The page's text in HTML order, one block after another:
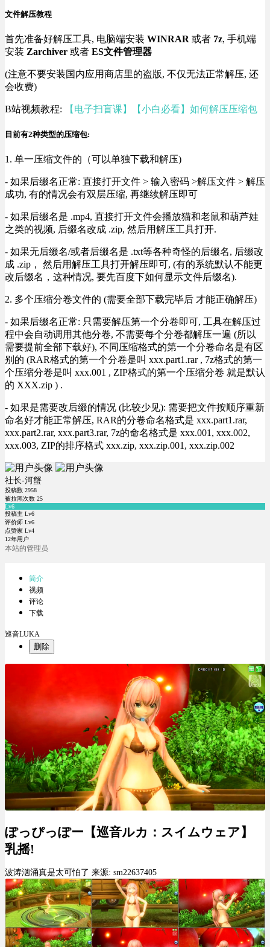
文件解压教程
首先准备好解压工具, 电脑端安装 WINRAR 或者 7z, 手机端
安装 Zarchiver 或者 ES文件管理器
(注意不要安装国内应用商店里的盗版, 不仅无法正常解压, 还
会收费)
B站视频教程: 【电子扫盲课】【小白必看】如何解压压缩包
目前有2种类型的压缩包:
1. 单一压缩文件的（可以单独下载和解压)
- 如果后缀名正常: 直接打开文件 > 输入密码 >解压文件 > 解压
成功, 有的情况会有双层压缩, 再继续解压即可
- 如果后缀名是 .mp4, 直接打开文件会播放猫和老鼠和葫芦娃
之类的视频, 后缀名改成 .zip, 然后用解压工具打开.
- 如果无后缀名/或者后缀名是 .txt等各种奇怪的后缀名, 后缀改
成 .zip， 然后用解压工具打开解压即可, (有的系统默认不能更
改后缀名，这种情况, 要先百度下如何显示文件后缀名).
2. 多个压缩分卷文件的 (需要全部下载完毕后 才能正确解压)
- 如果后缀名正常: 只需要解压第一个分卷即可, 工具在解压过
程中会自动调用其他分卷, 不需要每个分卷都解压一遍 (所以
需要提前全部下载好), 不同压缩格式的第一个分卷命名是有区
别的 (RAR格式的第一个分卷是叫 xxx.part1.rar , 7z格式的第一
个压缩分卷是叫 xxx.001 , ZIP格式的第一个压缩分卷 就是默认
的 XXX.zip ) .
- 如果是需要改后缀的情况 (比较少见): 需要把文件按顺序重新
命名好才能正常解压, RAR的分卷命名格式是 xxx.part1.rar,
xxx.part2.rar, xxx.part3.rar, 7z的命名格式是 xxx.001, xxx.002,
xxx.003, ZIP的排序格式 xxx.zip, xxx.zip.001, xxx.zip.002
社长-河蟹
投稿数 2958
被拉黑次数 25
Lv6
投稿主 Lv6
评价师 Lv6
点赞家 Lv4
12年用户
本站的管理员
简介
视频
评论
下载
巡音LUKA
删除
ぽっぴっぽー【巡音ルカ：スイムウェア】
乳摇!
波涛汹涌真是太可怕了 来源: sm22637405